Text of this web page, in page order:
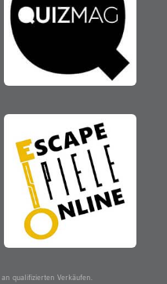
qualifizierten Verkäufen.